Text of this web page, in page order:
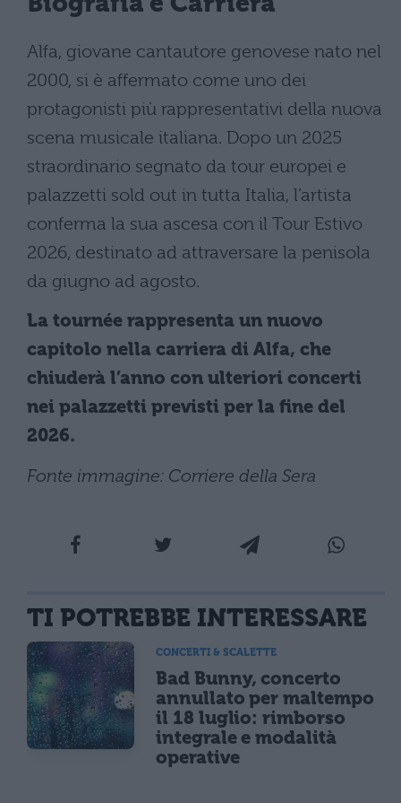
Alfa, giovane cantautore genovese nato nel
2000, si è affermato come uno dei
protagonisti più rappresentativi della nuova
scena musicale italiana. Dopo un 2025
straordinario segnato da tour europei e
palazzetti sold out in tutta Italia, l’artista
conferma la sua ascesa con il Tour Estivo
2026, destinato ad attraversare la penisola
da giugno ad agosto.
La tournée rappresenta un nuovo
capitolo nella carriera di Alfa, che
chiuderà l’anno con ulteriori concerti
nei palazzetti previsti per la fine del
2026.
Fonte immagine: Corriere della Sera
TI POTREBBE INTERESSARE
CONCERTI & SCALETTE
Bad Bunny, concerto
annullato per maltempo
il 18 luglio: rimborso
integrale e modalità
operative